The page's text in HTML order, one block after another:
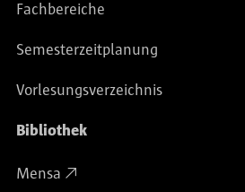
Fachbereiche
Semesterzeitplanung
Vorlesungsverzeichnis
Bibliothek
Mensa